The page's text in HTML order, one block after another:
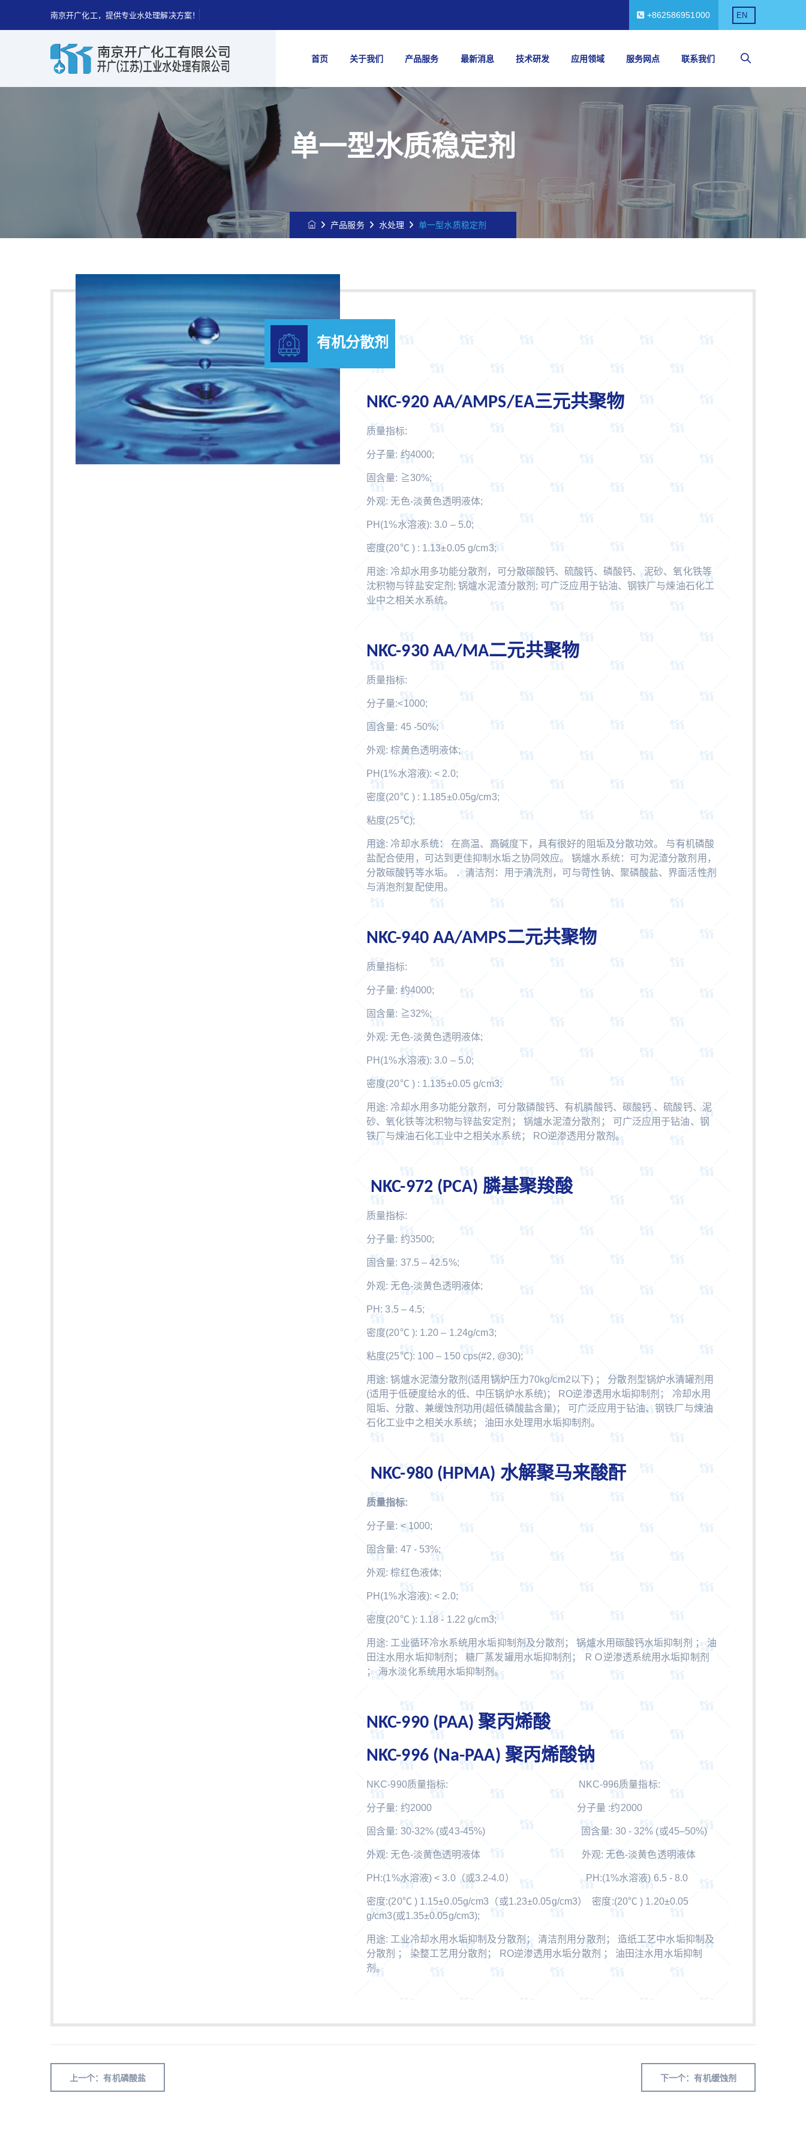
南京开广化工，提供专业水处理解决方案！
南
京
+862586951000 EN
首页 关于我们 产品服务 最新消息 技术研发 应用领域 服务网点 联系我们
单一型水质稳定剂
产品服务 水处理 单一型水质稳定剂
有机分散剂
NKC-920 AA/AMPS/EA三元共聚物
质量指标:
分子量: 约4000;
固含量: ≧30%;
外观: 无色-淡黄色透明液体;
PH(1%水溶液): 3.0 – 5.0;
密度(20℃ ) : 1.13±0.05 g/cm3;
用途: 冷却水用多功能分散剂，可分散碳酸钙、硫酸钙、磷酸钙、 泥砂、氧化铁等
沈积物与锌盐安定剂; 锅爐水泥渣分散剂; 可广泛应用于钻油、钢铁厂与煉油石化工
业中之相关水系统。
NKC-930 AA/MA二元共聚物
质量指标:
分子量:<1000;
固含量: 45 -50%;
外观: 棕黄色透明液体;
PH(1%水溶液): < 2.0;
密度(20℃ ) : 1.185±0.05g/cm3;
粘度(25℃);
用途: 冷却水系统： 在高温、高碱度下，具有很好的阻垢及分散功效。 与有机磷酸
盐配合使用，可达到更佳抑制水垢之协同效应。 锅爐水系统：可为泥渣分散剂用，
分散碳酸钙等水垢。 ．清洁剂：用于清洗剂，可与苛性钠、聚磷酸盐、界面活性剂
与消泡剂复配使用。
NKC-940 AA/AMPS二元共聚物
质量指标:
分子量: 约4000;
固含量: ≧32%;
外观: 无色-淡黄色透明液体;
PH(1%水溶液): 3.0 – 5.0;
密度(20℃ ) : 1.135±0.05 g/cm3;
用途: 冷却水用多功能分散剂，可分散磷酸钙、有机膦酸钙、碳酸钙 、硫酸钙、泥
砂、氧化铁等沈积物与锌盐安定剂； 锅爐水泥渣分散剂； 可广泛应用于钻油、钢
铁厂与煉油石化工业中之相关水系统； RO逆渗透用分散剂。
NKC-972 (PCA) 膦基聚羧酸
质量指标:
分子量: 约3500;
固含量: 37.5 – 42.5%;
外观: 无色-淡黄色透明液体;
PH: 3.5 – 4.5;
密度(20℃ ): 1.20 – 1.24g/cm3;
粘度(25℃): 100 – 150 cps(#2, @30);
用途: 锅爐水泥渣分散剂(适用锅炉压力70kg/cm2以下) ； 分散剂型锅炉水清罐剂用
(适用于低硬度给水的低、中压锅炉水系统)； RO逆渗透用水垢抑制剂； 冷却水用
阻垢、分散、兼缓蚀剂功用(超低磷酸盐含量)； 可广泛应用于钻油、钢铁厂与煉油
石化工业中之相关水系统； 油田水处理用水垢抑制剂。
NKC-980 (HPMA) 水解聚马来酸酐
质量指标:
分子量: < 1000;
固含量: 47 - 53%;
外观: 棕红色液体;
PH(1%水溶液): < 2.0;
密度(20℃ ): 1.18 - 1.22 g/cm3;
用途: 工业循环冷水系统用水垢抑制剂及分散剂； 锅爐水用碳酸钙水垢抑制剂 ； 油
田注水用水垢抑制剂； 糖厂蒸发罐用水垢抑制剂； ＲＯ逆渗透系统用水垢抑制剂
； 海水淡化系统用水垢抑制剂。
NKC-990 (PAA) 聚丙烯酸
NKC-996 (Na-PAA) 聚丙烯酸钠
NKC-990质量指标: NKC-996质量指标:
分子量: 约2000 分子量 :约2000
固含量: 30-32% (或43-45%) 固含量: 30 - 32% (或45–50%)
外观: 无色-淡黄色透明液体 外观: 无色-淡黄色透明液体
PH:(1%水溶液) < 3.0（或3.2-4.0） PH:(1%水溶液) 6.5 - 8.0
密度:(20℃ ) 1.15±0.05g/cm3（或1.23±0.05g/cm3） 密度:(20℃ ) 1.20±0.05
g/cm3(或1.35±0.05g/cm3);
用途: 工业冷却水用水垢抑制及分散剂； 清洁剂用分散剂； 造纸工艺中水垢抑制及
分散剂 ； 染整工艺用分散剂； RO逆渗透用水垢分散剂 ； 油田注水用水垢抑制
剂。
上一个：有机磷酸盐 下一个：有机缓蚀剂